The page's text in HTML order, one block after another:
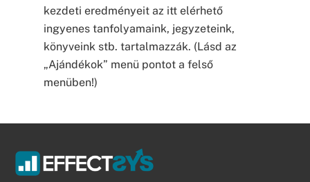
kezdeti eredményeit az itt elérhető
ingyenes tanfolyamaink, jegyzeteink,
könyveink stb. tartalmazzák. (Lásd az
„Ajándékok” menü pontot a felső
menüben!)